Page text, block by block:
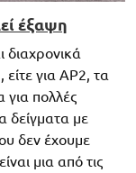
έξαψη
διαχρονικά
είτε για AP2, τα
για πολλές
δείγματα με
δεν έχουμε
μια από τις